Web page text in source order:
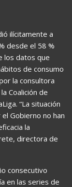
ilícitamente a
desde el 58 %
los datos que
de consumo
la consultora
Coalición de
“La situación
Gobierno no han
la
directora de
consecutivo
en las series de